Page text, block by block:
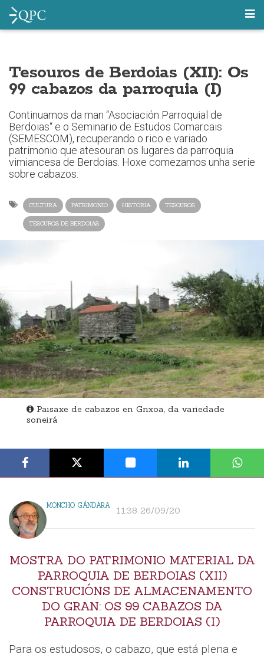
Tesouros de Berdoias (XII): Os
99 cabazos da parroquia (I)
Continuamos da man “Asociación Parroquial de
Berdoias“ e o Seminario de Estudos Comarcais
(SEMESCOM), recuperando o rico e variado
patrimonio que atesouran os lugares da parroquia
vimiancesa de Berdoias. Hoxe comezamos unha serie
sobre cabazos.
CULTURA PATRIMONIO HISTORIA TESOUROS
TESOUROS DE BERDOIAS
Paisaxe de cabazos en Grixoa, da variedade
soneirá
MONCHO GÁNDARA 11:38 26/09/20
MOSTRA DO PATRIMONIO MATERIAL DA
PARROQUIA DE BERDOIAS (XII)
CONSTRUCIÓNS DE ALMACENAMENTO
DO GRAN: OS 99 CABAZOS DA
PARROQUIA DE BERDOIAS (I)
Para os estudosos, o cabazo, que está plena e